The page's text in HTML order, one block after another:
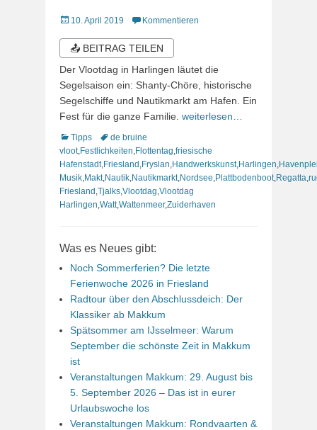
Veröffentlicht
10. April 2019 Kommentieren
📤 BEITRAG TEILEN
Der Vlootdag in Harlingen läutet die
Segelsaison ein: Shanty-Chöre, historische
Segelschiffe und Nautikmarkt am Hafen. Ein
Fest für die ganze Familie. weiterlesen…
Kategorien
Tipps Schlagworte
de bruine
vloot, Festlichkeiten Flottentag friesische
Hafenstadt, Friesland Fryslan Handwerkskunst, Harlingen
Musik Makt, Nautik Nautikmarkt, Nordsee Plattbodenboot Regatta
Friesland Tjalks Vlootdag Vlootdag
Harlingen Watt,Wattenmeer,Zuiderhaven
Was es Neues gibt:
Noch Sommerferien? Die letzte
Ferienwoche 2026 in Friesland
Radtour über den Abschlussdeich: Der
Klassiker ab Makkum
Spätsommer am IJsselmeer: Warum
September die schönste Zeit in Makkum
ist
Veranstaltungen Makkum: 29. August bis
5. September 2026 – Das ist in eurer
Urlaubswoche los
Veranstaltungen Makkum: Rondvaarten &